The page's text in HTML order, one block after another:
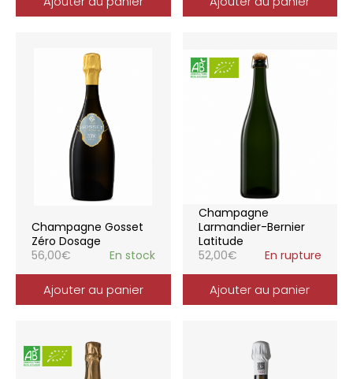
Champagne Gosset
Zéro Dosage
56,00€ En stock
Ajouter au panier
Champagne
Larmandier-Bernier
Latitude
52,00€ En rupture
Ajouter au panier